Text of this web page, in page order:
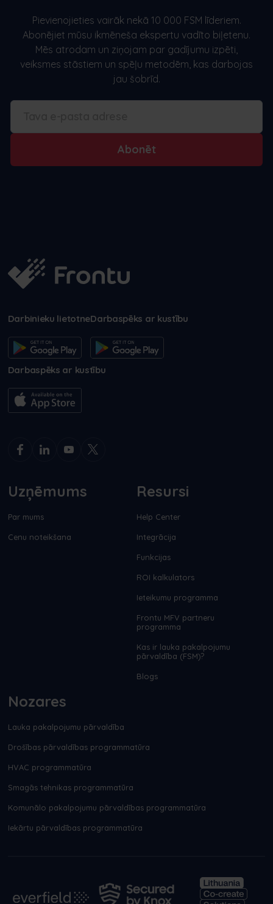
Pievienojieties vairāk nekā 10 000 FSM līderiem.
Abonējiet mūsu ikmēneša ekspertu vadīto biļetenu.
Mēs atrodam un ziņojam par gadījumu izpēti,
veiksmes stāstiem un spēļu metodēm, kas darbojas
jau šobrīd.
Abonēt
Darbinieku lietotneDarbaspēks ar kustību
Darbaspēks ar kustību
Uzņēmums
Par mums
Cenu noteikšana
Resursi
Help Center
Integrācija
Funkcijas
ROI kalkulators
Ieteikumu programma
Frontu MFV partneru
programma
Kas ir lauka pakalpojumu
pārvaldība (FSM)?
Blogs
Nozares
Lauka pakalpojumu pārvaldība
Drošības pārvaldības programmatūra
HVAC programmatūra
Smagās tehnikas programmatūra
Komunālo pakalpojumu pārvaldības programmatūra
Iekārtu pārvaldības programmatūra